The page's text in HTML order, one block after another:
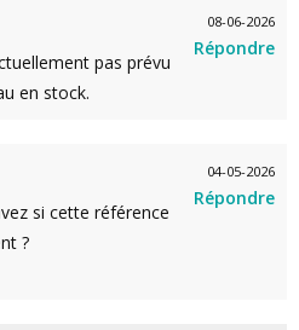
08-06-2026
Répondre
pas prévu
en stock.
04-05-2026
Répondre
si cette référence
?